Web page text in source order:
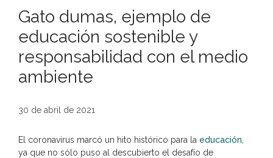
Gato dumas, ejemplo de
educación sostenible y
responsabilidad con el medio
ambiente
30 de abril de 2021
El coronavirus marcó un hito histórico para la educación
ya que no sólo puso al descubierto el desafío de